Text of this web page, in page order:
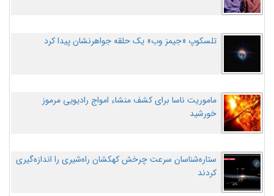
تلسکوپ «جیمز وب» یک حلقه جواهرنشان پیدا کرد
ماموریت ناسا برای کشف منشاء امواج رادیویی مرموز
خورشید
ستاره‌شناسان سرعت چرخش کهکشان راه‌شیری را اندازه‌گیری
کردند